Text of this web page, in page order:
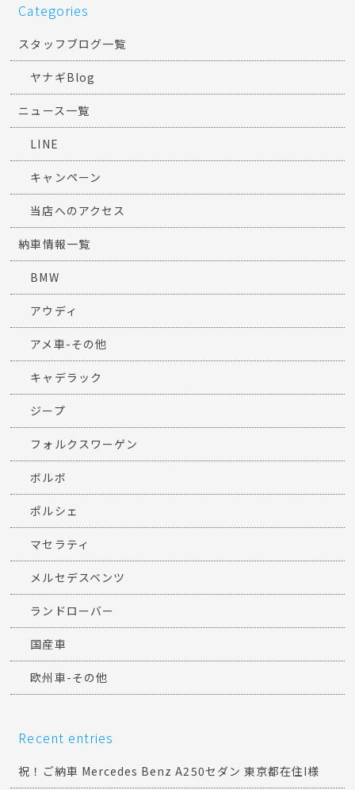
Categories
スタッフブログ一覧
ヤナギBlog
ニュース一覧
LINE
キャンペーン
当店へのアクセス
納車情報一覧
BMW
アウディ
アメ車-その他
キャデラック
ジープ
フォルクスワーゲン
ボルボ
ポルシェ
マセラティ
メルセデスベンツ
ランドローバー
国産車
欧州車-その他
Recent entries
祝！ご納車 Mercedes Benz A250セダン 東京都在住I様